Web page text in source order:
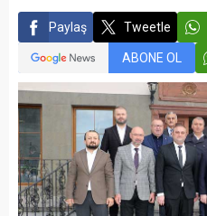
Paylaş Tweetle
ABONE OL